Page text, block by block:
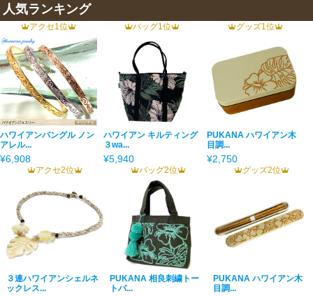
人気ランキング
アクセ1位
ハワイアンバングル ノン
アレル...
¥6,908
バッグ1位
ハワイアン キルティング
３wa...
¥5,940
グッズ1位
PUKANA ハワイアン木
目調...
¥2,750
アクセ2位
３連ハワイアンシェルネ
ックレス...
バッグ2位
PUKANA 相良刺繍トー
トバ...
グッズ2位
PUKANA ハワイアン木
目調...